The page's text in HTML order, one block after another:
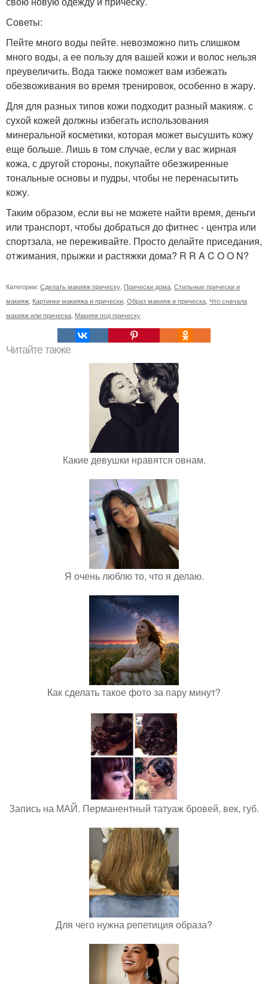
Советы:
Пейте много воды пейте. невозможно пить слишком
много воды, а ее пользу для вашей кожи и волос нельзя
преувеличить. Вода также поможет вам избежать
обезвоживания во время тренировок, особенно в жару.
Для для разных типов кожи подходит разный макияж. с
сухой кожей должны избегать использования
минеральной косметики, которая может высушить кожу
еще больше. Лишь в том случае, если у вас жирная
кожа, с другой стороны, покупайте обезжиренные
тональные основы и пудры, чтобы не перенасытить
кожу.
Таким образом, если вы не можете найти время, деньги
или транспорт, чтобы добраться до фитнес - центра или
спортзала, не переживайте. Просто делайте приседания,
отжимания, прыжки и растяжки дома? R R A C O O N?
Категории: Сделать макияж прическу Прически дома Стильные прически и
макияж Картинки макияжа и прически Образ макияж и прическа Что сначала
макияж или прическа Макияж под прическу
Читайте также
Какие девушки нравятся овнам.
Я очень люблю то, что я делаю.
Как сделать такое фото за пару минут?
Запись на МАЙ. Перманентный татуаж бровей, век, губ.
Для чего нужна репетиция образа?